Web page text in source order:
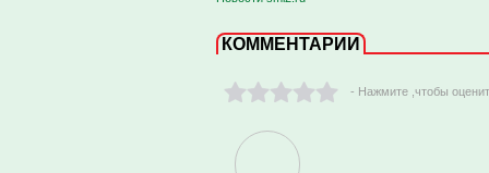
КОММЕНТАРИИ
- Нажмите ,чтобы